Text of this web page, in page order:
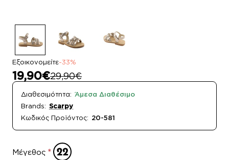
Εξοικονομείτε-33%
19,90€29,90€
Διαθεσιμότητα: Άμεσα Διαθέσιμο
Brands: Scarpy
Κωδικός Προϊόντος: 20-581
Μέγεθος